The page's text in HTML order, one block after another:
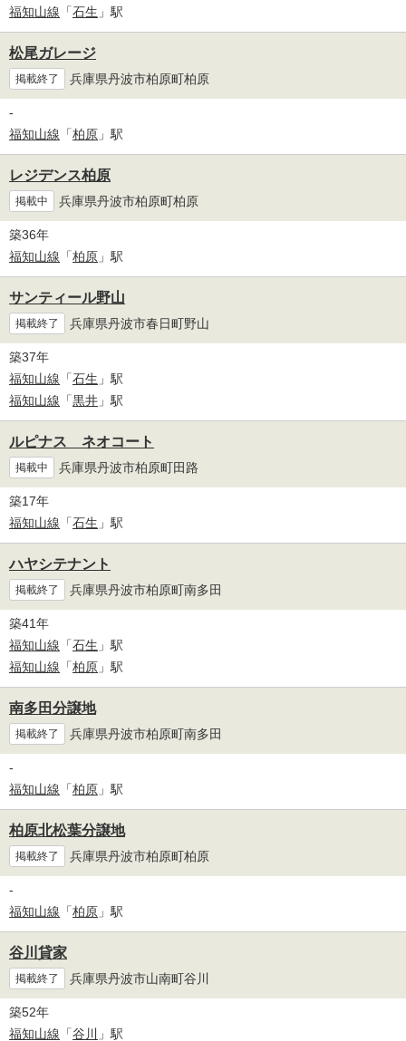
福知山線 「石生 」駅
松尾ガレージ
掲載終了 兵庫県丹波市柏原町柏原
-
福知山線 「柏原 」駅
レジデンス柏原
掲載中 兵庫県丹波市柏原町柏原
築36年
福知山線 「柏原 」駅
サンティール野山
掲載終了 兵庫県丹波市春日町野山
築37年
福知山線 「石生 」駅
福知山線 「黒井 」駅
ルピナス ネオコート
掲載中 兵庫県丹波市柏原町田路
築17年
福知山線 「石生 」駅
ハヤシテナント
掲載終了 兵庫県丹波市柏原町南多田
築41年
福知山線 「石生 」駅
福知山線 「柏原 」駅
南多田分譲地
掲載終了 兵庫県丹波市柏原町南多田
-
福知山線 「柏原 」駅
柏原北松葉分譲地
掲載終了 兵庫県丹波市柏原町柏原
-
福知山線 「柏原 」駅
谷川貸家
掲載終了 兵庫県丹波市山南町谷川
築52年
福知山線 「谷川 」駅